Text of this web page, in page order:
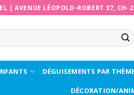
|AVENUE LÉOPOLD-ROBERT 37, CH-
DÉGUISEMENTS PAR
DÉCORATION/